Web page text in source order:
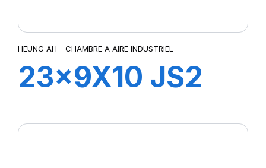
HEUNG AH - CHAMBRE A AIRE INDUSTRIEL
23x9X10 JS2